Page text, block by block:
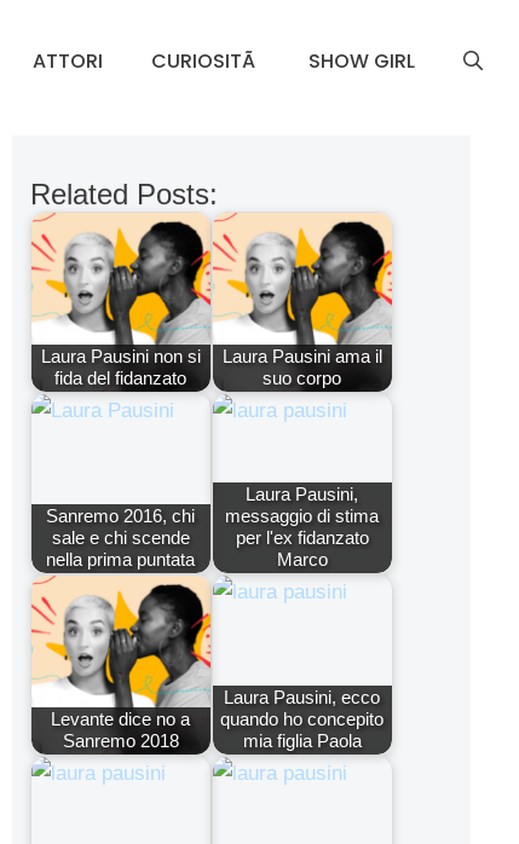
ATTORI CURIOSITÃ SHOW GIRL
Related Posts:
Laura Pausini non si
fida del fidanzato
Laura Pausini ama il
suo corpo
Sanremo 2016, chi
sale e chi scende
nella prima puntata
Laura Pausini,
messaggio di stima
per l'ex fidanzato
Marco
Levante dice no a
Sanremo 2018
Laura Pausini, ecco
quando ho concepito
mia figlia Paola